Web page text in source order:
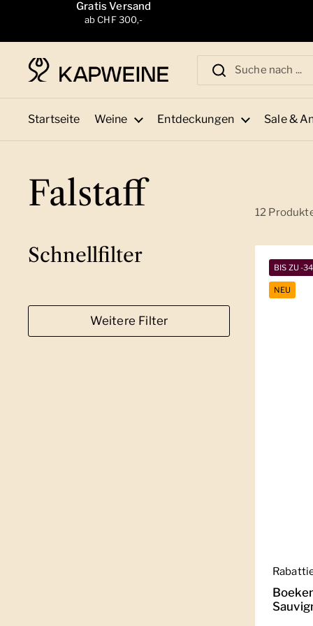
Zum Inhalt springenGratis Versand
ab CHF 300,-
Startseite Weine Entdeckungen Sale &
Falstaff
Schnellfilter
Weitere Filter
12
BIS ZU -
NEU